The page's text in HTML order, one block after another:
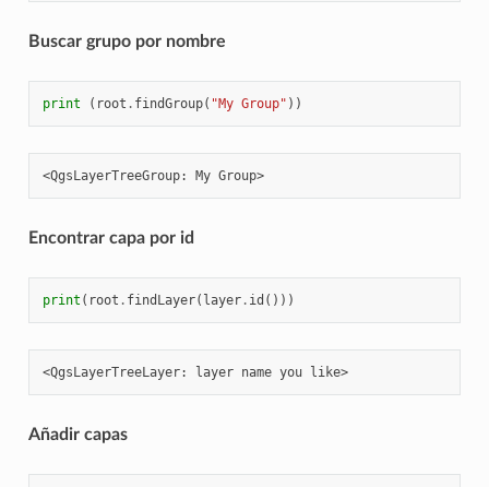
Buscar grupo por nombre
print ( root . findGroup( "My Group" ))
<QgsLayerTreeGroup: My Group>
Encontrar capa por id
print ( root . findLayer( layer. id ()))
<QgsLayerTreeLayer: layer name you like>
Añadir capas